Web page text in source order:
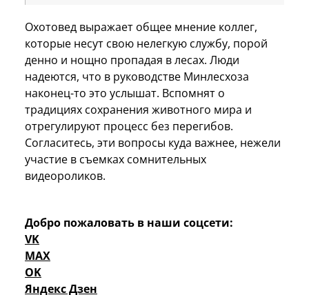
Охотовед выражает общее мнение коллег,
которые несут свою нелегкую службу, порой
денно и нощно пропадая в лесах. Люди
надеются, что в руководстве Минлесхоза
наконец-то это услышат. Вспомнят о
традициях сохранения животного мира и
отрегулируют процесс без перегибов.
Согласитесь, эти вопросы куда важнее, нежели
участие в съемках сомнительных
видеороликов.
Добро пожаловать в наши соцсети:
VK
MAX
OK
Яндекс Дзен